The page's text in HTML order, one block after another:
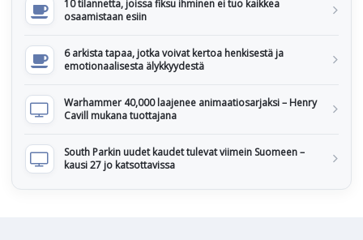
10 tilannetta, joissa fiksu ihminen ei tuo kaikkea
osaamistaan esiin
6 arkista tapaa, jotka voivat kertoa henkisestä ja
emotionaalisesta älykkyydestä
Warhammer 40,000 laajenee animaatiosarjaksi – Henry
Cavill mukana tuottajana
South Parkin uudet kaudet tulevat viimein Suomeen –
kausi 27 jo katsottavissa